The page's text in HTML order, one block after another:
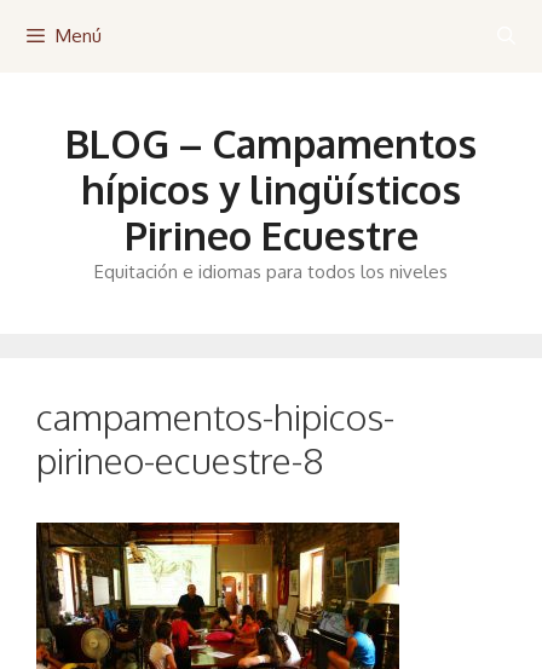
Menú
BLOG – Campamentos
hípicos y lingüísticos
Pirineo Ecuestre
Equitación e idiomas para todos los niveles
campamentos-hipicos-
pirineo-ecuestre-8